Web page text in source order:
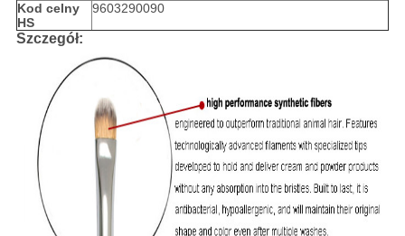
Kod celny
HS
9603290090
Szczegół: